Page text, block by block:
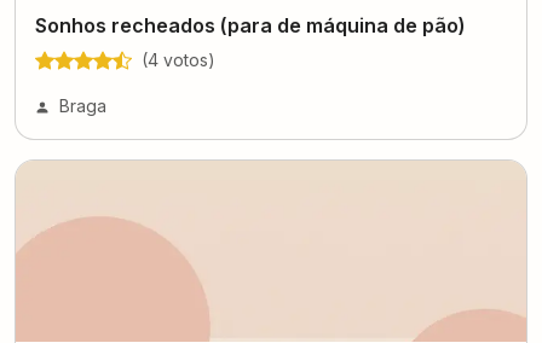
Sonhos recheados (para de máquina de pão)
(4 votos)
Braga